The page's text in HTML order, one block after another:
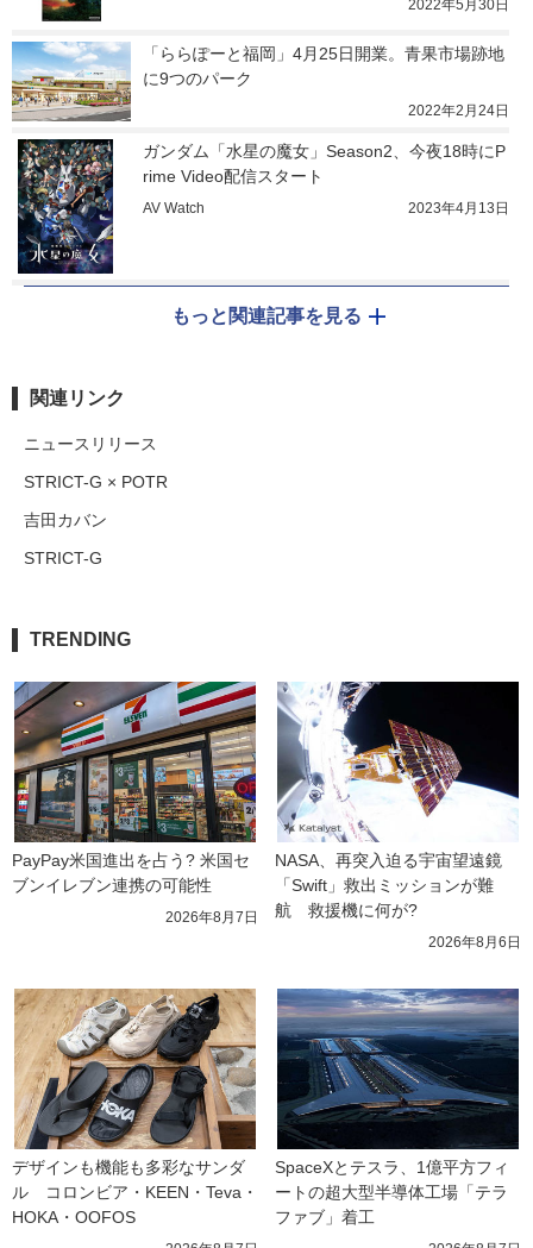
2022年5月30日
「ららぽーと福岡」4月25日開業。青果市場跡地
に9つのパーク
2022年2月24日
ガンダム「水星の魔女」Season2、今夜18時にP
rime Video配信スタート
AV Watch 2023年4月13日
もっと関連記事を見る
関連リンク
ニュースリリース
STRICT-G × POTR
吉田カバン
STRICT-G
TRENDING
PayPay米国進出を占う? 米国セ
ブンイレブン連携の可能性
2026年8月7日
NASA、再突入迫る宇宙望遠鏡
「Swift」救出ミッションが難
航　救援機に何が?
2026年8月6日
デザインも機能も多彩なサンダ
ル　コロンビア・KEEN・Teva・
HOKA・OOFOS
SpaceXとテスラ、1億平方フィ
ートの超大型半導体工場「テラ
ファブ」着工